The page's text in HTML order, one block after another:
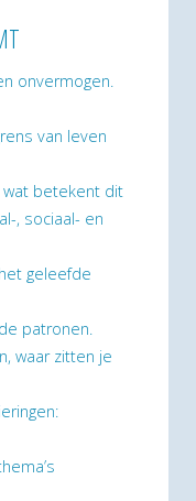
onvermogen.
van leven
wat betekent dit
, sociaal- en
geleefde
patronen.
waar zitten je